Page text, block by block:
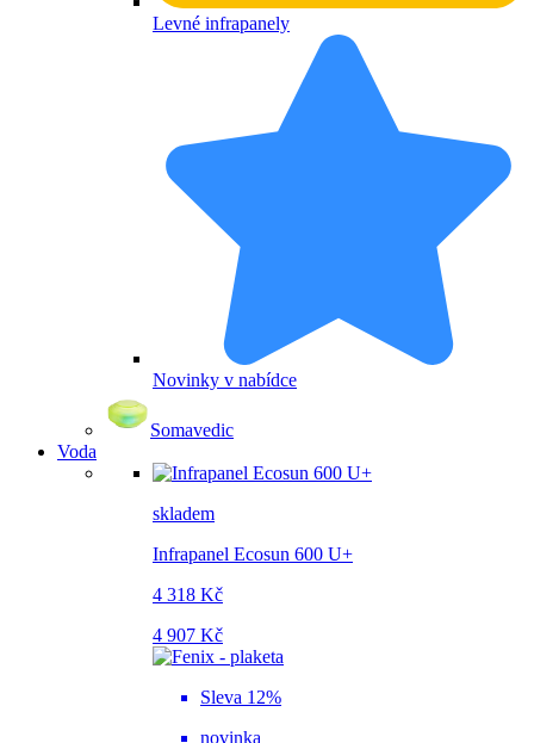
Levné infrapanely
Novinky v nabídce
Somavedic
Voda
skladem
Infrapanel Ecosun 600 U+
4 318 Kč
4 907 Kč
Sleva 12%
novinka